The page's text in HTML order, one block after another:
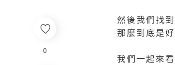
0
然後我們找
那麼到底是
我們一起來